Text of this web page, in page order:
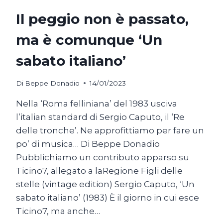
Il peggio non è passato,
ma è comunque ‘Un
sabato italiano’
Di Beppe Donadio 14/01/2023
Nella ‘Roma felliniana’ del 1983 usciva
l’italian standard di Sergio Caputo, il ‘Re
delle tronche’. Ne approfittiamo per fare un
po’ di musica… Di Beppe Donadio
Pubblichiamo un contributo apparso su
Ticino7, allegato a laRegione Figli delle
stelle (vintage edition) Sergio Caputo, ‘Un
sabato italiano’ (1983) È il giorno in cui esce
Ticino7, ma anche…